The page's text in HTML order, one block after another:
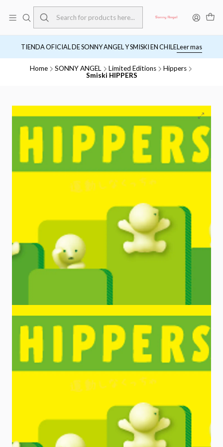
TIENDA OFICIAL DE SONNY ANGEL Y SMISKI EN CHILELeer mas
Home SONNY ANGEL Limited Editions
Hippers
Smiski HIPPERS